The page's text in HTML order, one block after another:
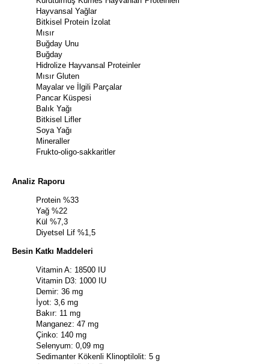
Hayvansal Yağlar
Bitkisel Protein İzolat
Mısır
Buğday Unu
Buğday
Hidrolize Hayvansal Proteinler
Mısır Gluten
Mayalar ve İlgili Parçalar
Pancar Küspesi
Balık Yağı
Bitkisel Lifler
Soya Yağı
Mineraller
Frukto-oligo-sakkaritler
Analiz Raporu
Protein %33
Yağ %22
Kül %7,3
Diyetsel Lif %1,5
Besin Katkı Maddeleri
Vitamin A: 18500 IU
Vitamin D3: 1000 IU
Demir: 36 mg
İyot: 3,6 mg
Bakır: 11 mg
Manganez: 47 mg
Çinko: 140 mg
Selenyum: 0,09 mg
Sedimanter Kökenli Klinoptilolit: 5 g